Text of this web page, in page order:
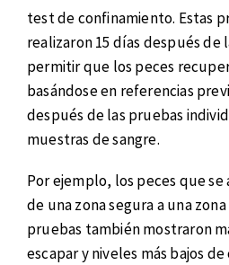
test de confinamiento. Estas
realizaron 15 días después
permitir que los peces
basándose en referencias
después de las pruebas
muestras de sangre.
Por ejemplo, los peces que
de una zona segura a una
pruebas también mostraron
escapar y niveles más bajos